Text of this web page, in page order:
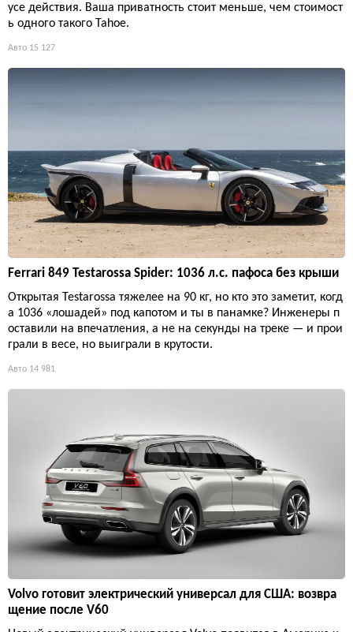
усе действия. Ваша приватность стоит меньше, чем стоимост
ь одного такого Tahoe.
Авто 15 127
Ferrari 849 Testarossa Spider: 1036 л.с. пафоса без крыши
Открытая Testarossa тяжелее на 90 кг, но кто это заметит, когд
а 1036 «лошадей» под капотом и ты в панамке? Инженеры п
оставили на впечатления, а не на секунды на треке — и прои
грали в весе, но выиграли в крутости.
Авто 14 981
Volvo готовит электрический универсал для США: возвра
щение после V60